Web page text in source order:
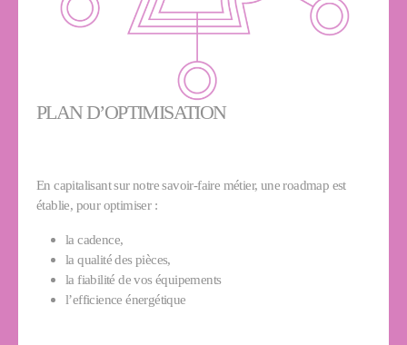
PLAN D’OPTIMISATION
En capitalisant sur notre savoir-faire métier, une roadmap est
établie, pour optimiser :
la cadence,
la qualité des pièces,
la fiabilité de vos équipements
l’efficience énergétique